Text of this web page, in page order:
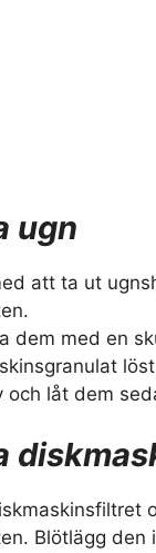
ugn
att ta ut
dem med en
och låt dem
Blötlägg den